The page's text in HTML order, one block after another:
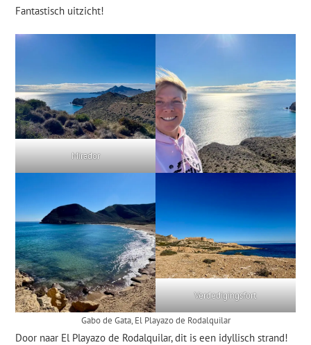
Fantastisch uitzicht!
Mirador
Verdedigingsfort
Gabo de Gata, El Playazo de Rodalquilar
Door naar El Playazo de Rodalquilar, dit is een idyllisch strand!